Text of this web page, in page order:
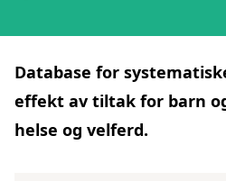
Database for
effekt av tiltak for barn
helse og velferd.